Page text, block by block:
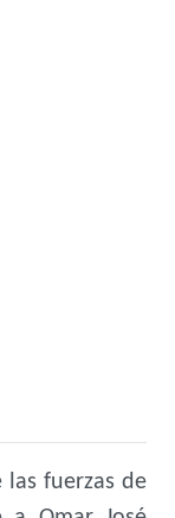
las fuerzas de